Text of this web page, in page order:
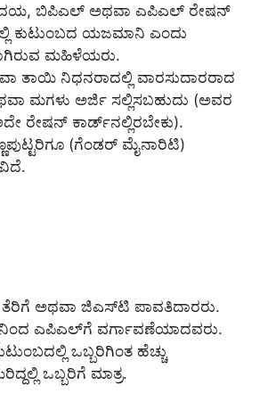
ಬಿಪಿಎಲ್ ಅಥವಾ ಎಪಿಎಲ್ ರೇಷನ್
ಕುಟುಂಬದ ಯಜಮಾನಿ ಎಂದು
ಮಹಿಳೆಯರು.
ತಾಯಿ ನಿಧನರಾದಲ್ಲಿ ವಾರಸುದಾರರಾದ
ಮಗಳು ಅರ್ಜಿ ಸಲ್ಲಿಸಬಹುದು (ಅವರ
ರೇಷನ್ ಕಾರ್ಡ್‌ನಲ್ಲಿರಬೇಕು).
(ಗೆಂಡರ್ ಮೈನಾರಿಟಿ)
ಅಥವಾ ಜಿಎಸ್‌ಟಿ ಪಾವತಿದಾರರು.
ಎಪಿಎಲ್‌ಗೆ ವರ್ಗಾವಣೆಯಾದವರು.
ಒಬ್ಬರಿಗಿಂತ ಹೆಚ್ಚು
ಒಬ್ಬರಿಗೆ ಮಾತ್ರ.